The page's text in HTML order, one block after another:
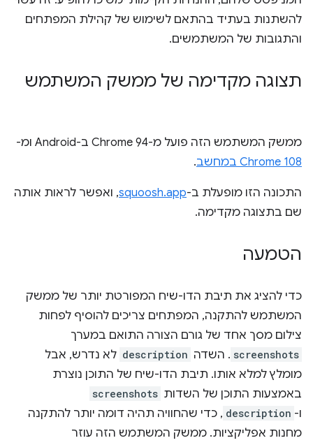
להשתנות בעתיד בהתאם לשימוש של קהילת המפתחים
והתגובות של המשתמשים.
תצוגה מקדימה של ממשק המשתמש
ממשק המשתמש הזה פועל מ-Chrome 94 ב-Android ומ-
Chrome 108 במחשב
.
התכונה הזו מופעלת ב-squoosh.app, ואפשר לראות אותה
שם בתצוגה מקדימה.
הטמעה
כדי להציג את תיבת הדו-שיח המפורטת יותר של ממשק
המשתמש להתקנה, המפתחים צריכים להוסיף לפחות
צילום מסך אחד של גורם הצורה התואם במערך
screenshots . השדה description לא נדרש, אבל
מומלץ למלא אותו. תיבת הדו-שיח של התוכן נוצרת
באמצעות התוכן של השדות screenshots
ו- description , כדי שהחוויה תהיה דומה יותר להתקנה
מחנות אפליקציות. ממשק המשתמש הזה עוזר